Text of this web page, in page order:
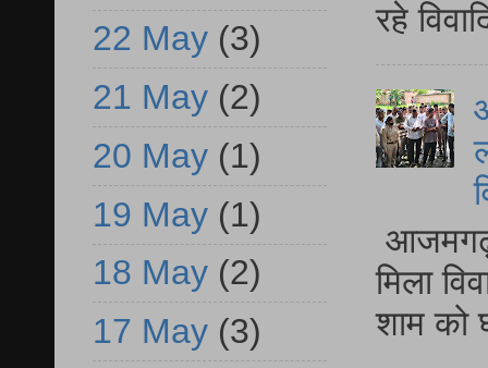
रहे
आजमगढ़
मिला
शाम को
22 May (3)
21 May (2)
20 May (1)
19 May (1)
18 May (2)
17 May (3)